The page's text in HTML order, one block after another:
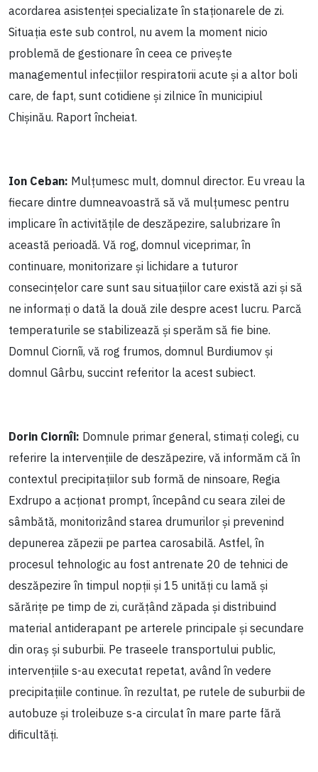
acordarea asistenței specializate în staționarele de zi.
Situația este sub control, nu avem la moment nicio
problemă de gestionare în ceea ce privește
managementul infecțiilor respiratorii acute și a altor boli
care, de fapt, sunt cotidiene și zilnice în municipiul
Chișinău. Raport încheiat.
Ion Ceban: Mulțumesc mult, domnul director. Eu vreau la
fiecare dintre dumneavoastră să vă mulțumesc pentru
implicare în activitățile de deszăpezire, salubrizare în
această perioadă. Vă rog, domnul viceprimar, în
continuare, monitorizare și lichidare a tuturor
consecințelor care sunt sau situațiilor care există azi și să
ne informați o dată la două zile despre acest lucru. Parcă
temperaturile se stabilizează și sperăm să fie bine.
Domnul Ciornîi, vă rog frumos, domnul Burdiumov și
domnul Gârbu, succint referitor la acest subiect.
Dorin Ciornîi: Domnule primar general, stimați colegi, cu
referire la intervențiile de deszăpezire, vă informăm că în
contextul precipitațiilor sub formă de ninsoare, Regia
Exdrupo a acționat prompt, începând cu seara zilei de
sâmbătă, monitorizând starea drumurilor și prevenind
depunerea zăpezii pe partea carosabilă. Astfel, în
procesul tehnologic au fost antrenate 20 de tehnici de
deszăpezire în timpul nopții și 15 unități cu lamă și
sărărițe pe timp de zi, curățând zăpada și distribuind
material antiderapant pe arterele principale și secundare
din oraș și suburbii. Pe traseele transportului public,
intervențiile s-au executat repetat, având în vedere
precipitațiile continue. în rezultat, pe rutele de suburbii de
autobuze și troleibuze s-a circulat în mare parte fără
dificultăți.